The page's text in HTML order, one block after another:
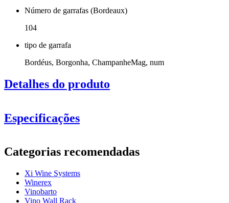
Número de garrafas (Bordeaux)
104
tipo de garrafa
Bordéus, Borgonha, ChampanheMag, num
Detalhes do produto
Especificações
Número do produto13072
Geral
Posicionamento
acabamentoMetal
Categorias recomendadas
Xi Wine Systems
Winerex
Vinobarto
Vino Wall Rack